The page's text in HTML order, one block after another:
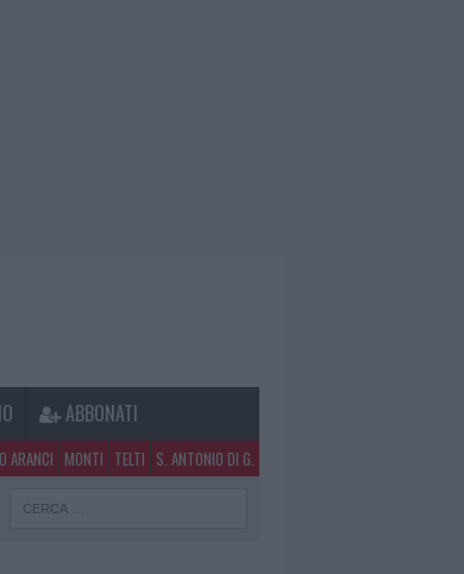
ABBONATI
ARANCI MONTI TELTI S. ANTONIO DI G.